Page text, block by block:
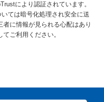
により認証されています。
ては暗号化処理され安全に送
者に情報が見られる心配はあり
てご利用ください。